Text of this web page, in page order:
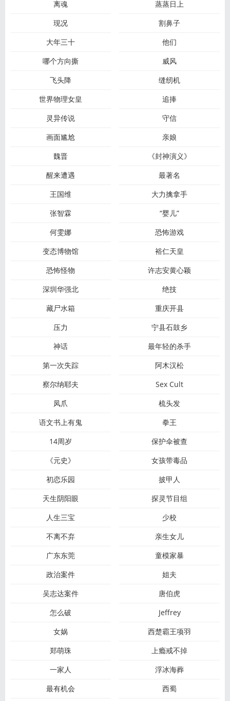
离魂
蒸蒸日上
现况
割鼻子
大年三十
他们
哪个方向撕
威风
飞头降
缝纫机
世界物理女皇
追捧
灵异传说
守信
画面尴尬
亲娘
魏晋
《封神演义》
醒来遭遇
最著名
王国维
大力擒拿手
张智霖
“婴儿”
何雯娜
恐怖游戏
变态博物馆
裕仁天皇
恐怖怪物
许志安黄心颖
深圳华强北
绝技
藏尸水箱
重庆开县
压力
宁县石鼓乡
神话
最年轻的杀手
第一次失踪
阿木汉松
察尔纳耶夫
Sex Cult
凤爪
梳头发
语文书上有鬼
拳王
14周岁
保护伞被查
《元史》
女孩带毒品
初恋乐园
披甲人
天生阴阳眼
探灵节目组
人生三宝
少校
不离不弃
亲生女儿
广东东莞
童模家暴
政治案件
姐夫
吴志达案件
唐伯虎
怎么破
Jeffrey
女娲
西楚霸王项羽
郑萌珠
上瘾戒不掉
一家人
浮冰海葬
最有机会
西蜀